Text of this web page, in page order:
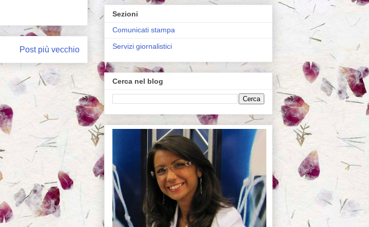
Post più vecchio
Sezioni
Comunicati stampa
Servizi giornalistici
Cerca nel blog